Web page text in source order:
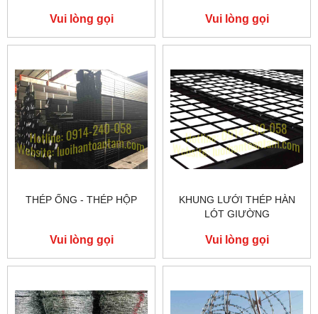
HÀN
Vui lòng gọi Vui lòng gọi
THÉP ỐNG - THÉP HỘP
Vui lòng gọi
KHUNG LƯỚI THÉP HÀN
LÓT GIƯỜNG
Vui lòng gọi